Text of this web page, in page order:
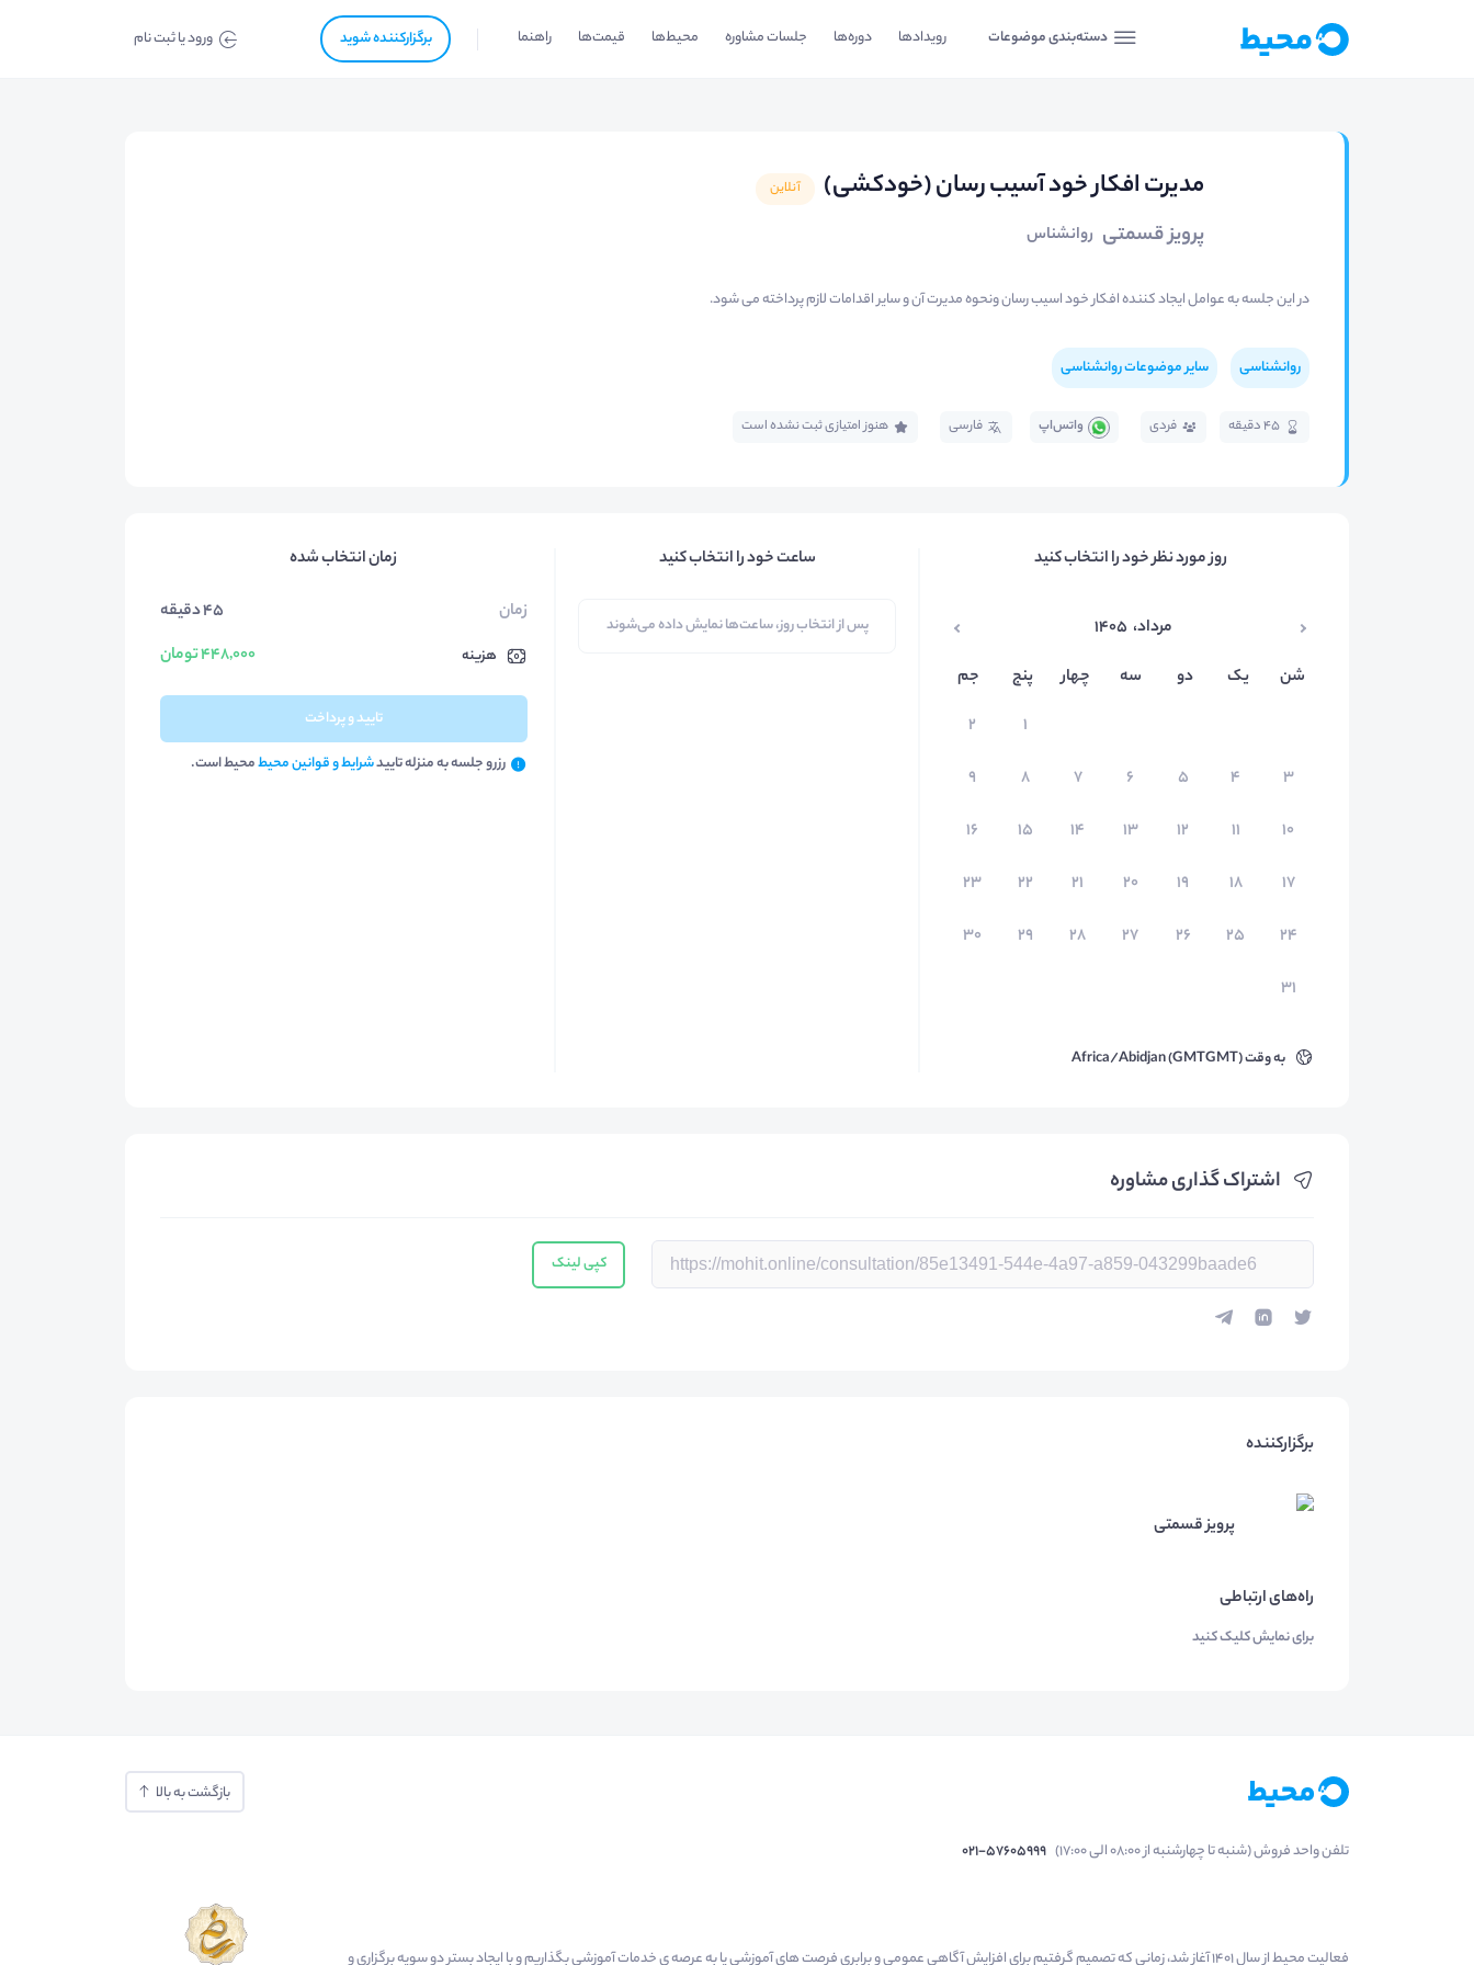
دسته‌بندی موضوعات رویدادها دوره‌ها جلسات مشاوره محیط‌ها قیمت‌ها راهنما برگزار‌‌کننده شوید ورود یا ثبت نام
مدیرت افکار خود آسیب رسان (خودکشی) آنلاین
پرویز قسمتی روانشناس
در این جلسه به عوامل ایجاد کننده افکار خود اسیب رسان ونحوه مدیرت آن و سایر اقدامات لازم پرداخته می شود.
روانشناسی سایر موضوعات روانشناسی
45 دقیقه فردی واتس‌اپ فارسی هنوز امتیازی ثبت نشده است
روز مورد نظر خود را انتخاب کنید
مرداد، ۱۴۰۵
شن
یک دو سه چهار پنج
جم
۱
۲
۳
۴ ۵ ۶ ۷ ۸
۹
۱۰
۱۱ ۱۲ ۱۳ ۱۴ ۱۵
۱۶
۱۷
۱۸ ۱۹ ۲۰ ۲۱ ۲۲
۲۳
۲۴
۲۵ ۲۶ ۲۷ ۲۸ ۲۹
۳۰
۳۱
به وقتAfrica/Abidjan (GMTGMT)
ساعت خود را انتخاب کنید
پس از انتخاب روز، ساعت‌ها نمایش داده می‌شوند
زمان انتخاب شده
زمان
45 دقیقه
هزینه 448,000 تومان
تایید و پرداخت
رزرو جلسه به منزله تاییدشرایط و قوانین محیطمحیط است.
اشتراک گذاری مشاوره
کپی لینک
برگزارکننده
پرویز قسمتی
راه‌های ارتباطی
برای نمایش کلیک کنید
بازگشت به بالا
تلفن واحد فروش (شنبه تا چهارشنبه از 08:00 الی 17:00) 021-57605999
فعالیت محیط از سال 1401 آغاز شد، زمانی که تصمیم گرفتیم برای افزایش آگاهی عمومی و برابری فرصت های آموزشی پا به عرصه ی خدمات آموزشی بگذاریم و با ایجاد بستر دو سویه برگزاری و